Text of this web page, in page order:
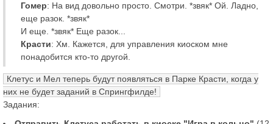
Гомер: На вид довольно просто. Смотри. *звяк* Ой. Ладно,
еще разок. *звяк*
И еще. *звяк* Еще разок...
Красти: Хм. Кажется, для управления киоском мне
понадобится кто-то другой.
Клетус и Мел теперь будут появляться в Парке Красти, когда у
них не будет заданий в Спрингфилде!
Задания: